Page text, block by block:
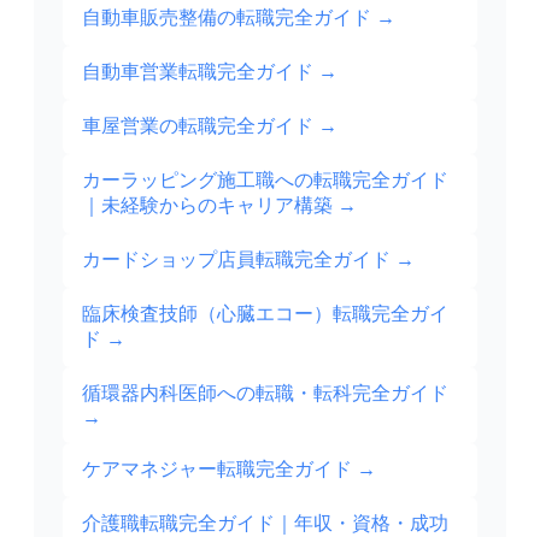
自動車販売整備の転職完全ガイド →
自動車営業転職完全ガイド →
車屋営業の転職完全ガイド →
カーラッピング施工職への転職完全ガイド
｜未経験からのキャリア構築 →
カードショップ店員転職完全ガイド →
臨床検査技師（心臓エコー）転職完全ガイ
ド →
循環器内科医師への転職・転科完全ガイド
→
ケアマネジャー転職完全ガイド →
介護職転職完全ガイド｜年収・資格・成功